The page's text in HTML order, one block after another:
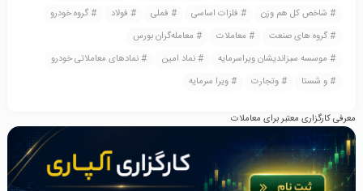
شاخص کل هم وزن
فلزات اساسی فملی فولاد
گروه خودرو
گروه های صنعت
معاملات
معامله‌گران بورس
موسسه سبزاندیشان ویراسرمایه
نماد امین
نمادهای معاملاتی خودرو
و شستا
وتجارت ویرا سرمایه
معرفی کارگزاری معتبر برای معاملات